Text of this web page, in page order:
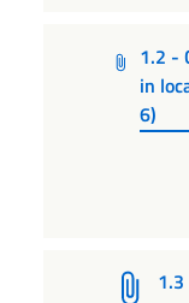
1.2 -
in
6)